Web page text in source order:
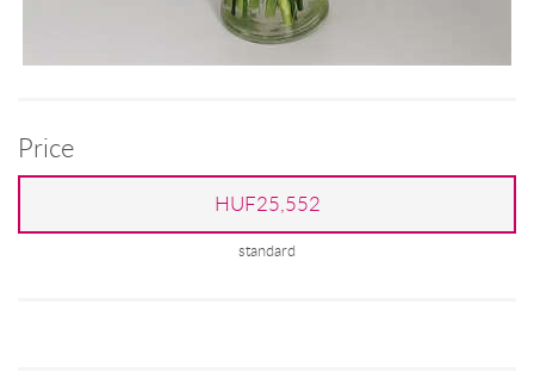
Price
HUF25,552
standard